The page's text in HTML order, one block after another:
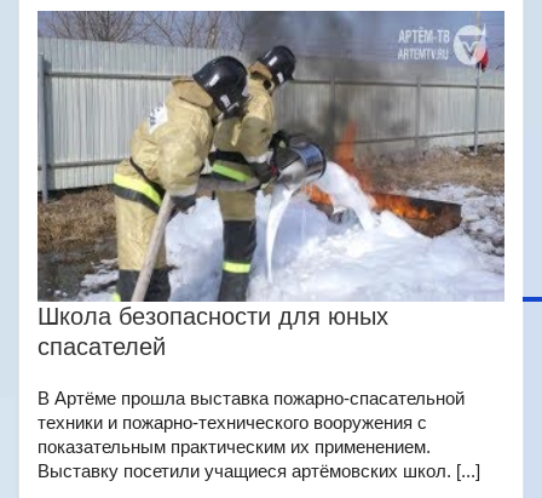
Школа безопасности для юных
спасателей
В Артёме прошла выставка пожарно-спасательной
техники и пожарно-технического вооружения с
показательным практическим их применением.
Выставку посетили учащиеся артёмовских школ. [...]